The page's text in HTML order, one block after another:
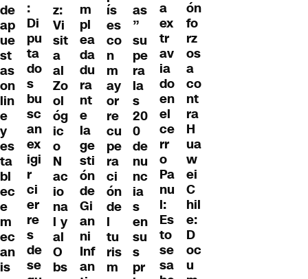
de
ap
ue
st
as
on
lin
e
y
es
ta
bl
ec
e
m
ec
an
is
:
Di
pu
ta
do
s
bu
sc
an
ex
igi
r
ci
er
re
s
de
se
z:
Vi
sit
a
al
Zo
ol
óg
ic
o
N
ac
io
na
l y
al
O
bs
m
pl
ea
da
du
ra
nt
e
la
ge
sti
ón
de
Gi
an
ni
Inf
an
ís
es
co
n
m
ay
or
re
cu
pe
ra
ci
ón
de
l
tu
ris
m
as
”
su
pe
ra
la
s
20
0
de
nu
nc
ia
s
en
su
s
pr
a
ex
tr
av
ia
do
en
el
ce
rr
o
Pa
nu
l:
Es
to
se
sa
ón
fo
rz
os
a
co
nt
ra
H
ua
w
ei
C
hil
e:
D
oc
u